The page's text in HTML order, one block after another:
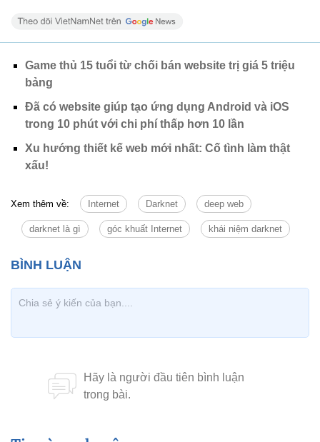
Game thủ 15 tuổi từ chối bán website trị giá 5 triệu
bảng
Đã có website giúp tạo ứng dụng Android và iOS
trong 10 phút với chi phí thấp hơn 10 lần
Xu hướng thiết kế web mới nhất: Cố tình làm thật
xấu!
Xem thêm về: Internet Darknet deep web
darknet là gì góc khuất Internet khái niệm darknet